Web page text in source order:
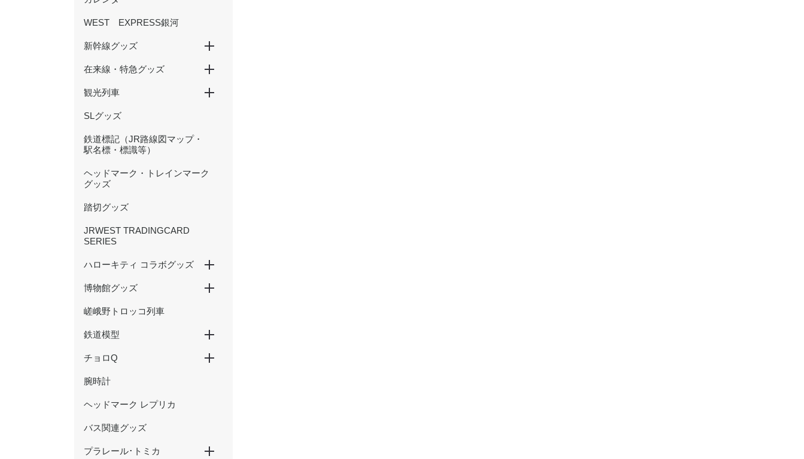
WEST EXPRESS銀河
新幹線グッズ
山陽新幹線
北陸新幹線
500 TYPE EVA
在来線・特急グッズ
国鉄型列車
201系
大阪環状線
新快速
特急くろしお
特急まほろば(安寧・悠久)
特急やくも（381・273系
かにカニエクスプレス
トワイライトエクスプレス
北陸本線（サンダーバード・
観光列車
SAKU美SAKU楽
あめつち
はなあかり
SLグッズ
鉄道標記（JR路線図マップ・
駅名標・標識等）
ヘッドマーク・トレインマーク
グッズ
踏切グッズ
JRWEST TRADINGCARD
SERIES
ハローキティ コラボグッズ
ハローキティ新幹線
ハローキティ×大阪環状線
ハローキティ はるか
博物館グッズ
京都鉄道博物館グッズ
ウメテツグッズ
津山まなびの鉄道館グッズ
嵯峨野トロッコ列車
鉄道模型
Nゲージ
HOゲージ
チョロQ
新幹線
在来線・特急
SL・蒸気機関車
腕時計
ヘッドマーク レプリカ
バス関連グッズ
プラレール･トミカ